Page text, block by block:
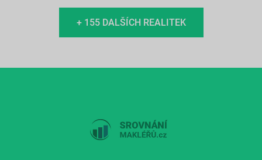
+ 155 DALŠÍCH REALITEK